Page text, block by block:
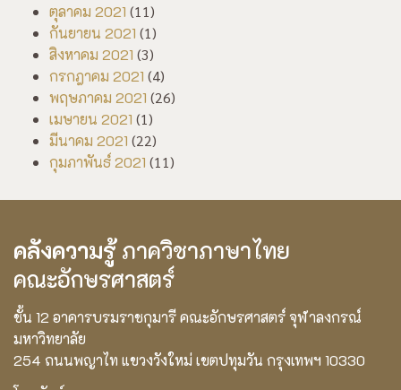
ตุลาคม 2021 (11)
กันยายน 2021 (1)
สิงหาคม 2021 (3)
กรกฎาคม 2021 (4)
พฤษภาคม 2021 (26)
เมษายน 2021 (1)
มีนาคม 2021 (22)
กุมภาพันธ์ 2021 (11)
คลังความรู้ภาควิชาภาษาไทย
คณะอักษรศาสตร์
ชั้น 12 อาคารบรมราชกุมารี คณะอักษรศาสตร์ จุฬาลงกรณ์
มหาวิทยาลัย
254 ถนนพญาไท แขวงวังใหม่ เขตปทุมวัน กรุงเทพฯ 10330